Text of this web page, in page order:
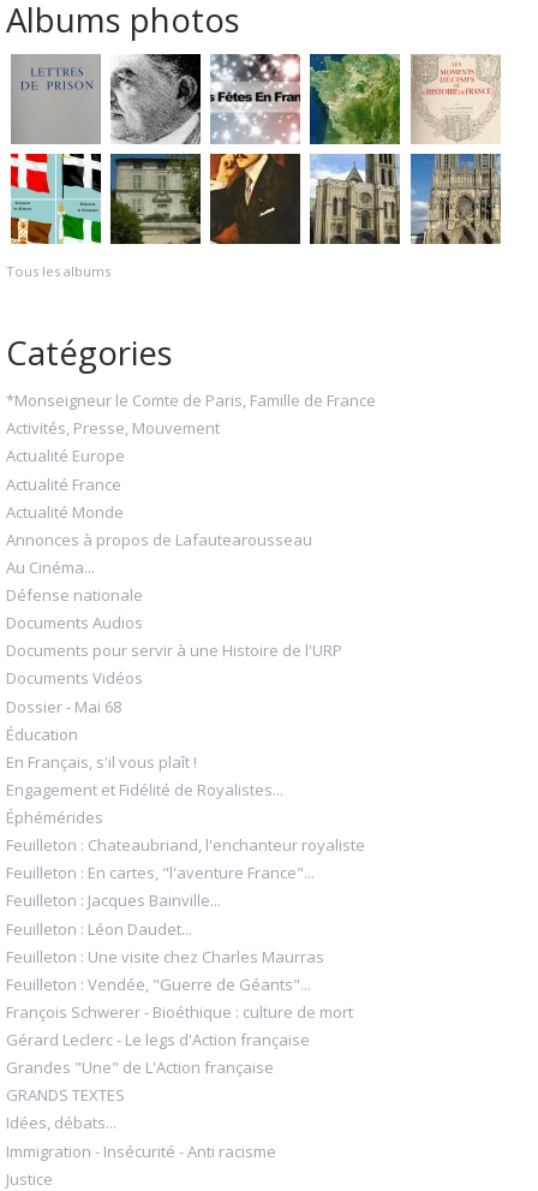
Albums photos
Tous les albums
Catégories
*Monseigneur le Comte de Paris, Famille de France
Activités, Presse, Mouvement
Actualité Europe
Actualité France
Actualité Monde
Annonces à propos de Lafautearousseau
Au Cinéma...
Défense nationale
Documents Audios
Documents pour servir à une Histoire de l'URP
Documents Vidéos
Dossier - Mai 68
Éducation
En Français, s'il vous plaît !
Engagement et Fidélité de Royalistes...
Éphémérides
Feuilleton : Chateaubriand, l'enchanteur royaliste
Feuilleton : En cartes, "l'aventure France"...
Feuilleton : Jacques Bainville...
Feuilleton : Léon Daudet...
Feuilleton : Une visite chez Charles Maurras
Feuilleton : Vendée, "Guerre de Géants"...
François Schwerer - Bioéthique : culture de mort
Gérard Leclerc - Le legs d'Action française
Grandes "Une" de L'Action française
GRANDS TEXTES
Idées, débats...
Immigration - Insécurité - Anti racisme
Justice